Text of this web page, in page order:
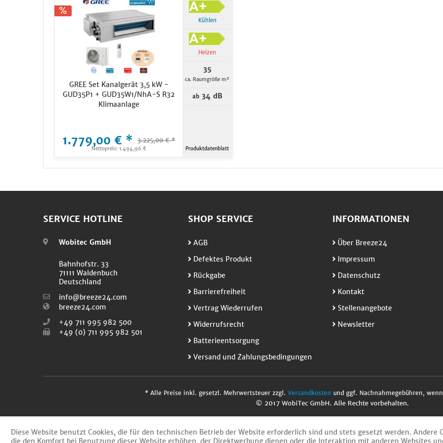
GREE Set Kanalgerät 3,5 kW -
GUD35P1 + GUD35W1/NhA-S R32
Klimaanlage
1.779,00 € * 3.225,00 € *
Nettopreis: 1.494,96 €
Kühlen
Heizen
35
ca. Raumgröße m²
ab34 dB
Produktdatenblatt
SERVICE HOTLINE
Wobitec GmbH
Bahnhofstr. 33
71111 Waldenbuch
Deutschland
info@breeze24.com
breeze24.com
+49 711 995 982 500
+49 (0) 711 995 982 501
SHOP SERVICE
AGB
Defektes Produkt
Rückgabe
Barrierefreiheit
Vertrag Wiederrufen
Widerrufsrecht
Batterieentsorgung
Versand und Zahlungsbedingungen
INFORMATIONEN
Über Breeze24
Impressum
Datenschutz
Kontakt
Stellenangebote
Newsletter
* Alle Preise inkl. gesetzl. Mehrwertsteuer zzgl. Versandkosten und ggf. Nachnahmegebühren,
© 2017 WobiTec GmbH. Alle Rechte vorbehalten.
Diese Website benutzt Cookies, die für den technischen Betrieb der Website erforderlich sind und stets gesetzt werden. Andere
die den Komfort bei Benutzung dieser Website erhöhen, der Direktwerbung dienen oder die Interaktion mit anderen Websites